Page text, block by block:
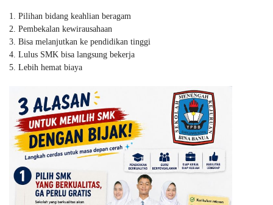
Pilihan bidang keahlian beragam
Pembekalan kewirausahaan
Bisa melanjutkan ke pendidikan tinggi
Lulus SMK bisa langsung bekerja
Lebih hemat biaya